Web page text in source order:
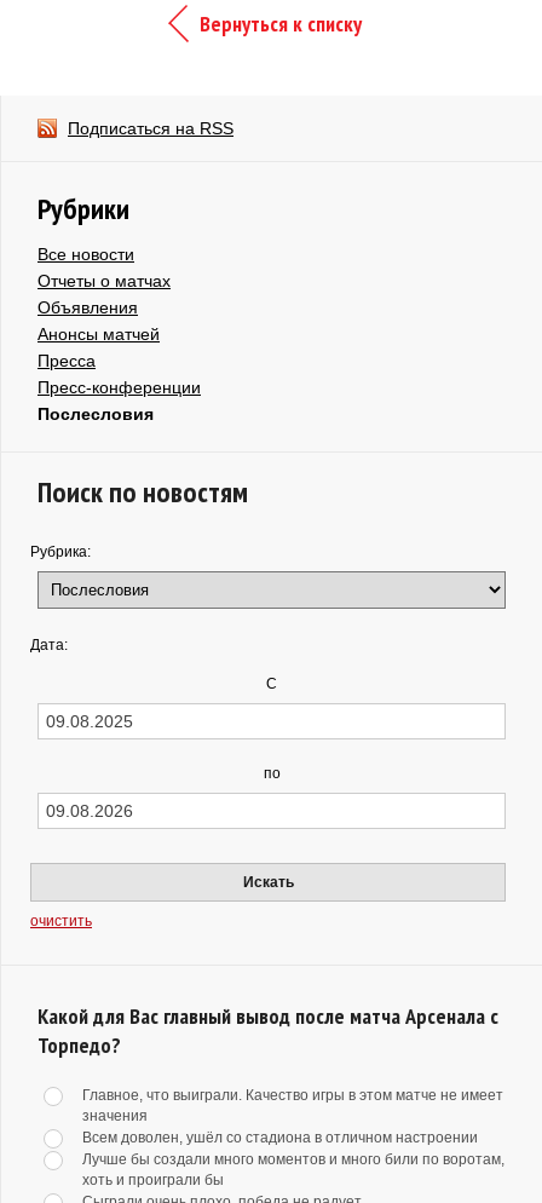
Вернуться к списку
Подписаться на RSS
Рубрики
Все новости
Отчеты о матчах
Объявления
Анонсы матчей
Пресса
Пресс-конференции
Послесловия
Поиск по новостям
Рубрика:
Дата:
С
по
Искать
очистить
Какой для Вас главный вывод после матча Арсенала с
Торпедо?
Главное, что выиграли. Качество игры в этом матче не имеет
значения
Всем доволен, ушёл со стадиона в отличном настроении
Лучше бы создали много моментов и много били по воротам,
хоть и проиграли бы